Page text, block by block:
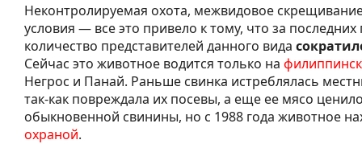
Неконтролируемая охота, межвидовое
условия — все это привело к тому, что за последних
количество представителей данного вида
Сейчас это животное водится только на
Негрос и Панай. Раньше свинка истреблялась
так-как повреждала их посевы, а еще ее мясо
обыкновенной свинины, но с 1988 года животное
охраной.